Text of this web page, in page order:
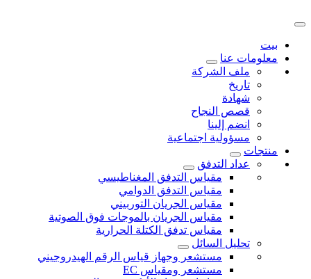
بيت
معلومات عنا
ملف الشركة
تاريخ
شهادة
قصص النجاح
انضم إلينا
مسؤولية اجتماعية
منتجات
عداد التدفق
مقياس التدفق المغناطيسي
مقياس التدفق الدوامي
مقياس الجريان التوربيني
مقياس الجريان بالموجات فوق الصوتية
مقياس تدفق الكتلة الحرارية
تحليل السائل
مستشعر وجهاز قياس الرقم الهيدروجيني
مستشعر ومقياس EC